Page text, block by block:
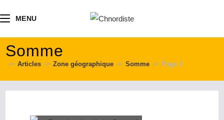
principal
MENU
Somme
-> Articles -> Zone géographique -> Somme -> Page 2